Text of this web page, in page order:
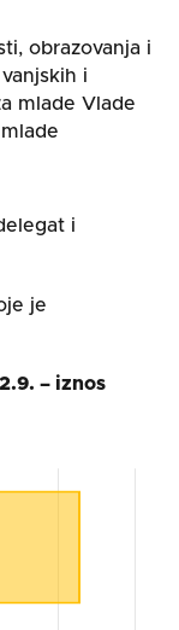
obrazovanja i
i
mlade Vlade
i
je
– iznos